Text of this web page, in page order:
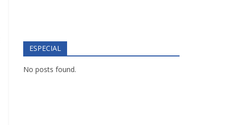
ESPECIAL
No posts found.